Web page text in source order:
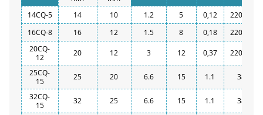
14CQ-5
14 10 1.2 5 0,12
220/380
16CQ-8
16 12 1.5 8 0,18
220/380
20CQ-
12
20 12 3 12 0,37
220/380
25CQ-
15
25 20 6.6 15 1.1
380
32CQ-
15
32 25 6.6 15 1.1
380